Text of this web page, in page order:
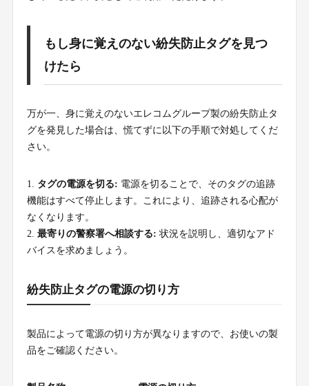
もし身に覚えのない紛失防止タグを見つ
けたら
万が一、身に覚えのないエレコムグループ製の紛失防止タ
グを発見した場合は、慌てずに以下の手順で対処してくだ
さい。
タグの電源を切る: 電源を切ることで、そのタグの追跡
機能はすべて停止します。これにより、追跡される心配が
なくなります。
最寄りの警察署へ相談する: 状況を説明し、適切なアド
バイスを求めましょう。
紛失防止タグの電源の切り方
製品によって電源の切り方が異なりますので、お使いの製
品をご確認ください。